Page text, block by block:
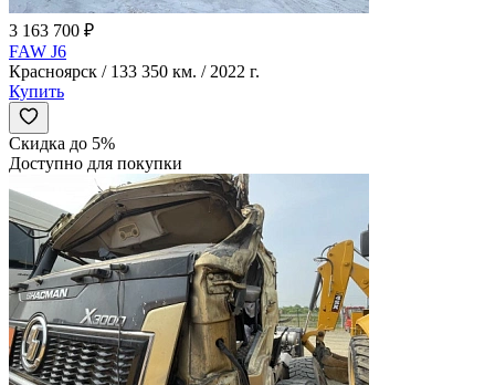
3 163 700 ₽
FAW J6
Красноярск / 133 350 км. / 2022 г.
Купить
Скидка до 5%
Доступно для покупки